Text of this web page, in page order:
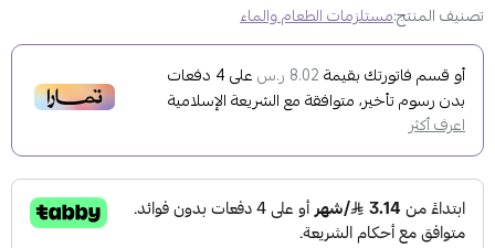
تصنيف المنتج:مستلزمات الطعام والماء
أو قسم فاتورتك بقيمة 8.02 ر.س على4 دفعات
بدون رسوم تأخير، متوافقة مع الشريعة الإسلامية
اعرف أكثر